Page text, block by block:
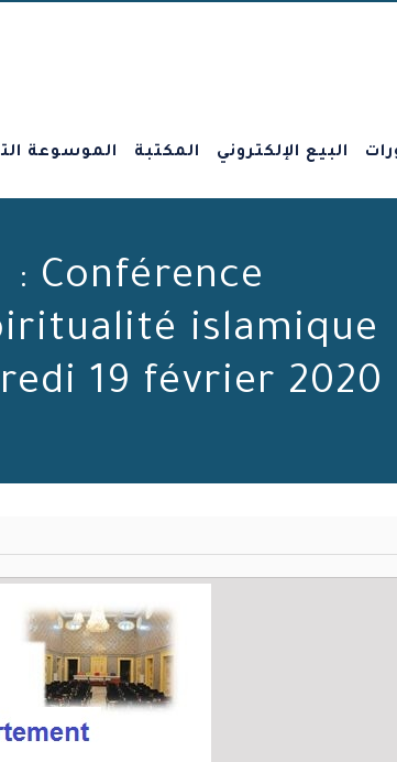
البيع الإلكتروني المكتبة الموسوعة
Conférence :
islamique
19 février 2020